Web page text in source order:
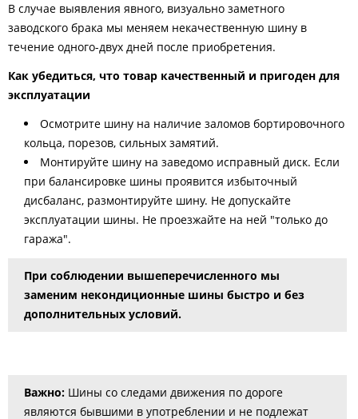
В случае выявления явного, визуально заметного
заводского брака мы меняем некачественную шину в
течение одного-двух дней после приобретения.
Как убедиться, что товар качественный и пригоден для
эксплуатации
Осмотрите шину на наличие заломов бортировочного
кольца, порезов, сильных замятий.
Монтируйте шину на заведомо исправный диск. Если
при балансировке шины проявится избыточный
дисбаланс, размонтируйте шину. Не допускайте
эксплуатации шины. Не проезжайте на ней "только до
гаража".
При соблюдении вышеперечисленного мы
заменим некондиционные шины быстро и без
дополнительных условий.
Важно: Шины со следами движения по дороге
являются бывшими в употреблении и не подлежат